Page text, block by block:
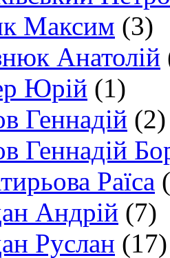
Максим (3)
Анатолій
Юрій (1)
Геннадій (2)
Геннадій
Раїса
Андрій (7)
Руслан (17)